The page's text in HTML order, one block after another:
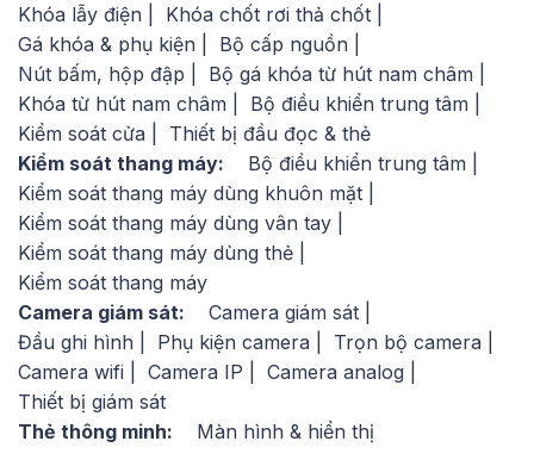
Khóa lẫy điện
Khóa chốt rơi thả chốt
Gá khóa & phụ kiện
Bộ cấp nguồn
Nút bấm, hộp đập
Bộ gá khóa từ hút nam châm
Khóa từ hút nam châm
Bộ điều khiển trung tâm
Kiểm soát cửa
Thiết bị đầu đọc & thẻ
Kiểm soát thang máy:
Bộ điều khiển trung tâm
Kiểm soát thang máy dùng khuôn mặt
Kiểm soát thang máy dùng vân tay
Kiểm soát thang máy dùng thẻ
Kiểm soát thang máy
Camera giám sát:
Camera giám sát
Đầu ghi hình
Phụ kiện camera
Trọn bộ camera
Camera wifi
Camera IP
Camera analog
Thiết bị giám sát
Thẻ thông minh:
Màn hình & hiển thị